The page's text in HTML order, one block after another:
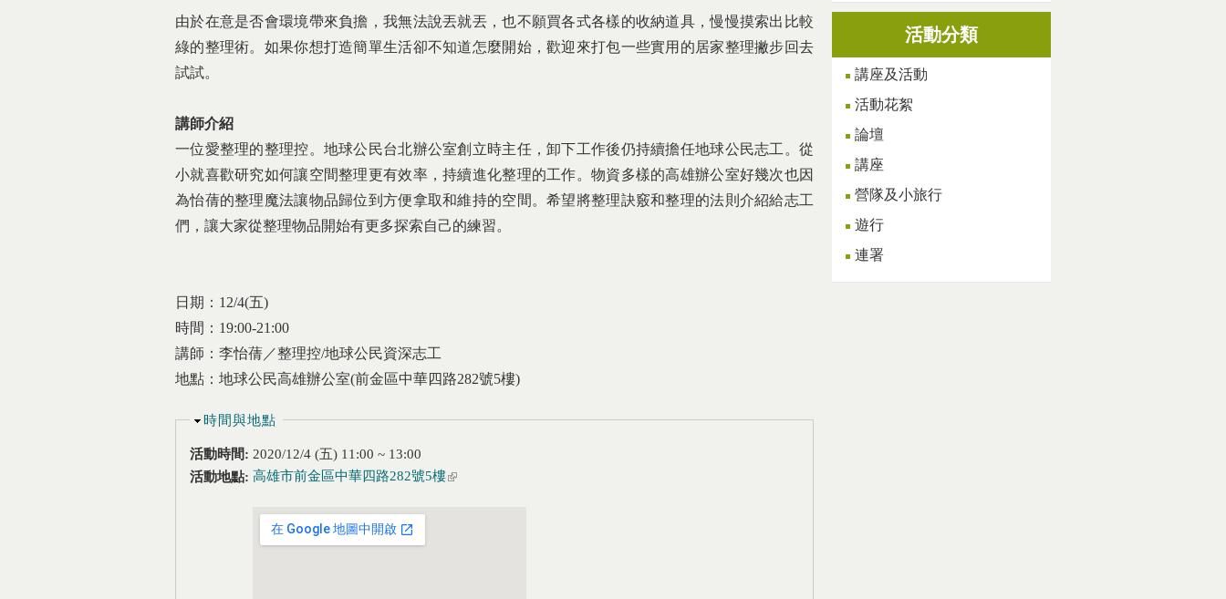
由於在意是否會環境帶來負擔，我無法說丟就丟，也不願買各式各樣的收納道具，慢慢摸索出比較
綠的整理術。如果你想打造簡單生活卻不知道怎麼開始，歡迎來打包一些實用的居家整理撇步回去
試試。
講師介紹
一位愛整理的整理控。地球公民台北辦公室創立時主任，卸下工作後仍持續擔任地球公民志工。從
小就喜歡研究如何讓空間整理更有效率，持續進化整理的工作。物資多樣的高雄辦公室好幾次也因
為怡蒨的整理魔法讓物品歸位到方便拿取和維持的空間。希望將整理訣竅和整理的法則介紹給志工
們，讓大家從整理物品開始有更多探索自己的練習。
日期：12/4(五)
時間：19:00-21:00
講師：李怡蒨／整理控/地球公民資深志工
地點：地球公民高雄辦公室(前金區中華四路282號5樓)
隱藏
時間與地點
活動時間: 2020/12/4 (五) 11:00 ~ 13:00
活動地點: 高雄市前金區中華四路282號5樓(link is external)
活動分類
講座及活動
活動花絮
論壇
講座
營隊及小旅行
遊行
連署